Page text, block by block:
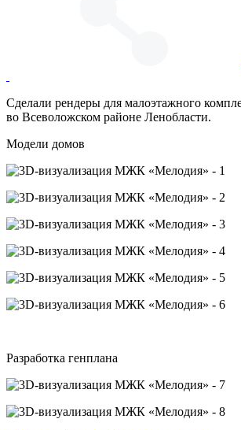
Сделали рендеры для малоэтажного
во Всеволожском районе Ленобласти.
Модели домов
Разработка генплана